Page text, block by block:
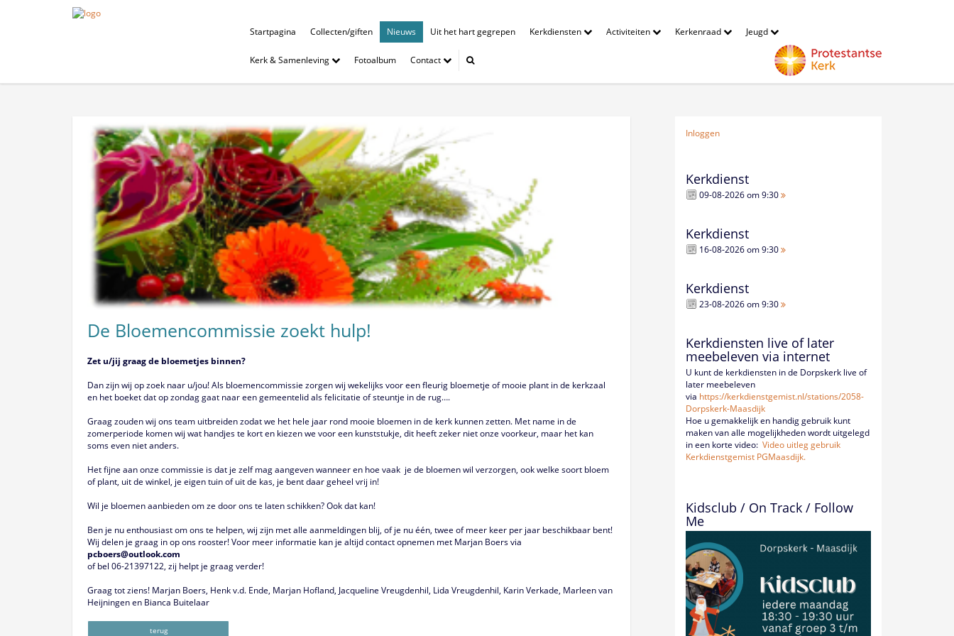
Startpagina Collecten/giften Nieuws Uit het hart gegrepen Kerkdiensten Activiteiten Kerkenraad Jeugd
Kerk & Samenleving Fotoalbum Contact
De Bloemencommissie zoekt hulp!
Zet u/jij graag de bloemetjes binnen?
Dan zijn wij op zoek naar u/jou! Als bloemencommissie zorgen wij wekelijks voor een fleurig bloemetje of mooie plant in de kerkzaal
en het boeket dat op zondag gaat naar een gemeentelid als felicitatie of steuntje in de rug….
Graag zouden wij ons team uitbreiden zodat we het hele jaar rond mooie bloemen in de kerk kunnen zetten. Met name in de
zomerperiode komen wij wat handjes te kort en kiezen we voor een kunststukje, dit heeft zeker niet onze voorkeur, maar het kan
soms even niet anders.
Het fijne aan onze commissie is dat je zelf mag aangeven wanneer en hoe vaak je de bloemen wil verzorgen, ook welke soort bloem
of plant, uit de winkel, je eigen tuin of uit de kas, je bent daar geheel vrij in!
Wil je bloemen aanbieden om ze door ons te laten schikken? Ook dat kan!
Ben je nu enthousiast om ons te helpen, wij zijn met alle aanmeldingen blij, of je nu één, twee of meer keer per jaar beschikbaar bent!
Wij delen je graag in op ons rooster! Voor meer informatie kan je altijd contact opnemen met Marjan Boers via
pcboers@outlook.com
of bel 06-21397122, zij helpt je graag verder!
Graag tot ziens! Marjan Boers, Henk v.d. Ende, Marjan Hofland, Jacqueline Vreugdenhil, Lida Vreugdenhil, Karin Verkade, Marleen van
Heijningen en Bianca Buitelaar
terug
Inloggen
Kerkdienst
09-08-2026 om 9:30
Kerkdienst
16-08-2026 om 9:30
Kerkdienst
23-08-2026 om 9:30
Kerkdiensten live of later
meebeleven via internet
U kunt de kerkdiensten in de Dorpskerk live of
later meebeleven
via https://kerkdienstgemist.nl/stations/2058-
Dorpskerk-Maasdijk
Hoe u gemakkelijk en handig gebruik kunt
maken van alle mogelijkheden wordt uitgelegd
in een korte video:Video uitleg gebruik
Kerkdienstgemist PGMaasdijk.
Kidsclub / On Track / Follow
Me